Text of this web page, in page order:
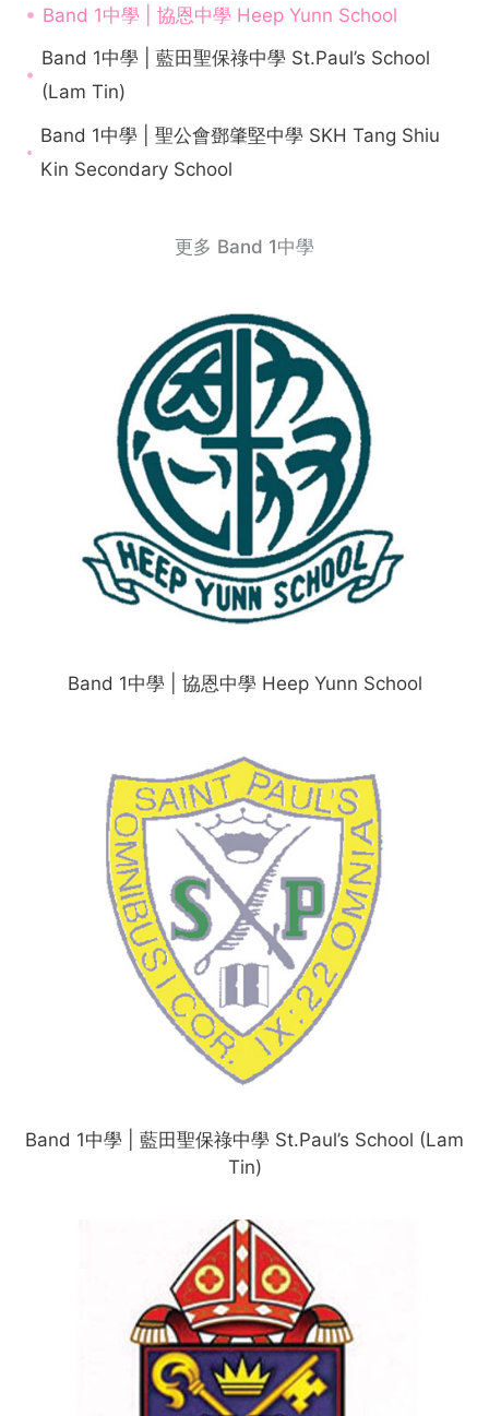
Band 1中學 | 協恩中學 Heep Yunn School
Band 1中學 | 藍田聖保祿中學 St.Paul’s School
(Lam Tin)
Band 1中學 | 聖公會鄧肇堅中學 SKH Tang Shiu
Kin Secondary School
更多 Band 1中學
Band 1中學 | 協恩中學 Heep Yunn School
Band 1中學 | 藍田聖保祿中學 St.Paul’s School (Lam
Tin)